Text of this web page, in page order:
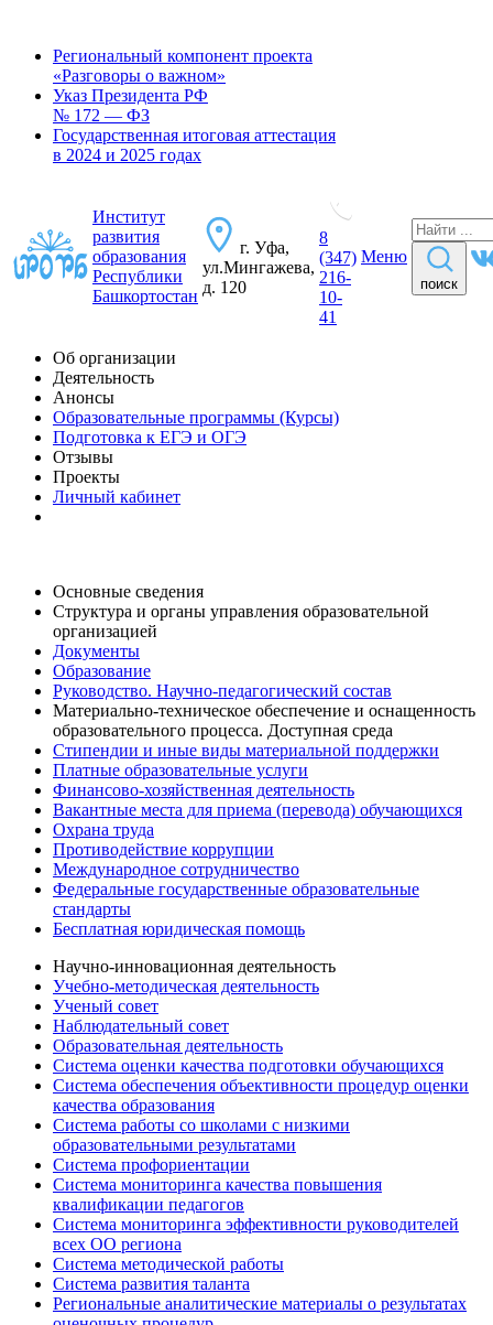
Региональный компонент проекта
«Разговоры о важном»
Указ Президента РФ
№ 172 — ФЗ
Государственная итоговая аттестация
в 2024 и 2025 годах
Институт
развития
образования
Республики
Башкортостан
г. Уфа,
ул.Мингажева,
д. 120
8
(347)
216-
10-
41
Меню
поиск
Об организации
Деятельность
Анонсы
Образовательные программы (Курсы)
Подготовка к ЕГЭ и ОГЭ
Отзывы
Проекты
Личный кабинет
Основные сведения
Структура и органы управления образовательной
организацией
Документы
Образование
Руководство. Научно-педагогический состав
Материально-техническое обеспечение и оснащенность
образовательного процесса. Доступная среда
Стипендии и иные виды материальной поддержки
Платные образовательные услуги
Финансово-хозяйственная деятельность
Вакантные места для приема (перевода) обучающихся
Охрана труда
Противодействие коррупции
Международное сотрудничество
Федеральные государственные образовательные
стандарты
Бесплатная юридическая помощь
Научно-инновационная деятельность
Учебно-методическая деятельность
Ученый совет
Наблюдательный совет
Образовательная деятельность
Система оценки качества подготовки обучающихся
Система обеспечения объективности процедур оценки
качества образования
Система работы со школами с низкими
образовательными результатами
Система профориентации
Система мониторинга качества повышения
квалификации педагогов
Система мониторинга эффективности руководителей
всех ОО региона
Система методической работы
Система развития таланта
Региональные аналитические материалы о результатах